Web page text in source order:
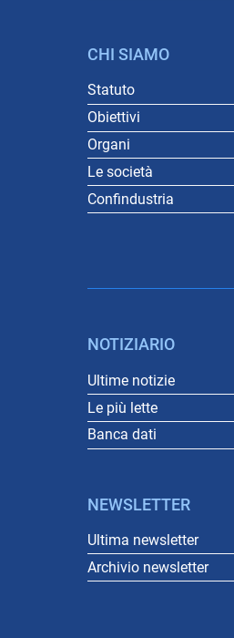
CHI SIAMO
Statuto
Obiettivi
Organi
Le società
Confindustria
NOTIZIARIO
Ultime notizie
Le più lette
Banca dati
NEWSLETTER
Ultima newsletter
Archivio newsletter